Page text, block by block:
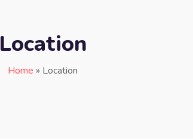
Location
Home » Location